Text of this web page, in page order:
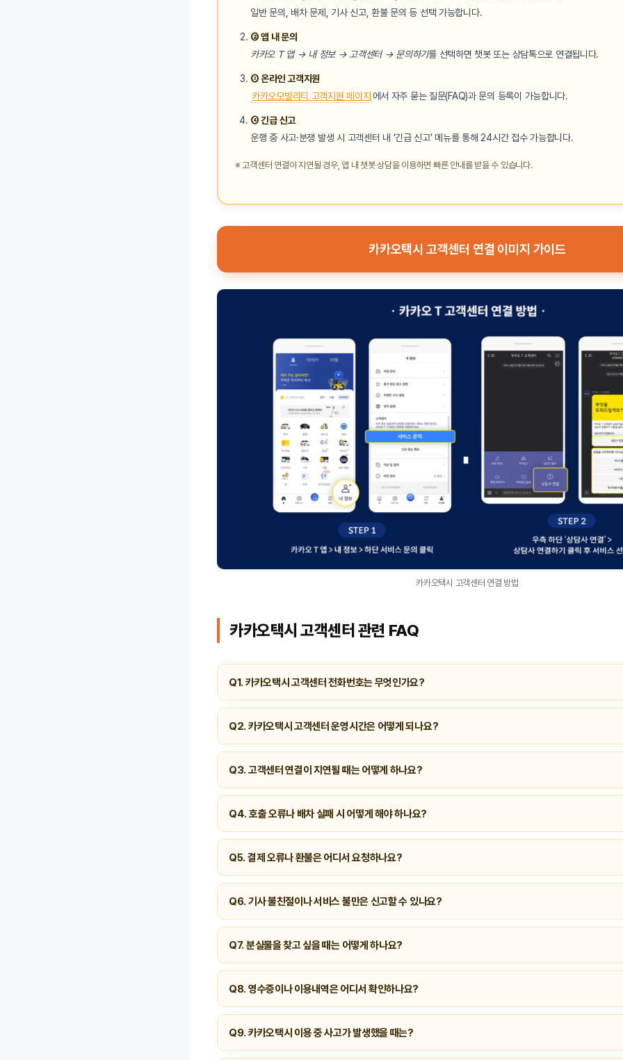
일반 문의, 배차 문제, 기사 신고, 환불 문의 등 선택 가능합니다.
② 앱 내 문의
카카오 T 앱 → 내 정보 → 고객센터 → 문의하기를 선택하면 챗봇 또는 상담톡으로 연결됩니다.
③ 온라인 고객지원
카카오모빌리티 고객지원 페이지 에서 자주 묻는 질문(FAQ)과 문의 등록이 가능합니다.
④ 긴급 신고
운행 중 사고·분쟁 발생 시 고객센터 내 ‘긴급 신고’ 메뉴를 통해 24시간 접수 가능합니다.
※ 고객센터 연결이 지연될 경우, 앱 내 챗봇 상담을 이용하면 빠른 안내를 받을 수 있습니다.
카카오택시 고객센터 연결 이미지 가이드
카카오택시 고객센터 연결 방법
카카오택시 고객센터 관련 FAQ
Q1. 카카오택시 고객센터 전화번호는 무엇인가요?
A. 고객센터 대표번호는1599-9400입니다. 일반 상담은 평일·토요일 08:00~익일 01:00까지, 긴급신
다.
Q2. 카카오택시 고객센터 운영시간은 어떻게 되나요?
A.평일·토요일 08:00~익일 01:00까지 전화상담이 가능하며,긴급신고 서비스는 365일 24시간운영됩
Q3. 고객센터 연결이 지연될 때는 어떻게 하나요?
A. 카카오 T 앱 내 ‘고객센터 → 문의하기’ 메뉴를 이용해챗봇 또는 상담톡으로 빠르게 문의할 수 있습니다.
Q4. 호출 오류나 배차 실패 시 어떻게 해야 하나요?
A. 네트워크 환경을 먼저 확인한 뒤에도 문제가 지속되면, 앱 내 고객센터에서 ‘호출 오류 문의’를 선택해 접
Q5. 결제 오류나 환불은 어디서 요청하나요?
A. 카카오 T 앱의 ‘결제 내역’에서 ‘문의하기’를 눌러 환불을 신청할 수 있습니다. 카드 결제의 경우 영업일
다.
Q6. 기사 불친절이나 서비스 불만은 신고할 수 있나요?
A. 네, 가능합니다. ‘이용기록 → 해당 운행 선택 → 불만접수’ 메뉴에서 신고할 수 있으며, 접수 후 내부 검토
Q7. 분실물을 찾고 싶을 때는 어떻게 하나요?
A. 카카오 T 앱의 ‘이용기록 → 분실물 문의’ 메뉴를 통해 해당 기사님에게 직접 메시지가 전달됩니다. 회수
니다.
Q8. 영수증이나 이용내역은 어디서 확인하나요?
A. 앱 하단의 ‘이용기록’ 메뉴에서 지난 호출 내역과 결제 영수증을 확인하고 PDF로 저장할 수 있습니다.
Q9. 카카오택시 이용 중 사고가 발생했을 때는?